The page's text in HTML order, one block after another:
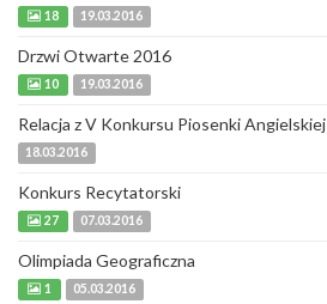
18 19.03.2016
Drzwi Otwarte 2016
10 19.03.2016
Relacja z V Konkursu Piosenki Angielskiej
18.03.2016
Konkurs Recytatorski
27 07.03.2016
Olimpiada Geograficzna
1 05.03.2016